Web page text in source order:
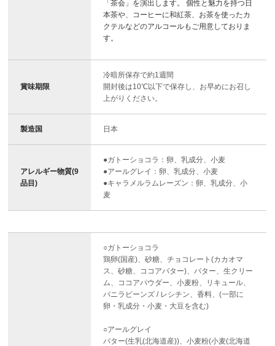
「茶会」を演出します。 個性と魅力を持つ日
本茶や、コーヒーに和紅茶、お茶を使ったカ
クテルなどのアルコールもご用意しておりま
す。
賞味期限
冷暗所保存で約1週間
開封後は10℃以下で保存し、お早めにお召し
上がりください。
製造国 日本
アレルギー物質(9
品目)
●ガトーショコラ：卵、乳成分、小麦
●アールグレイ：卵、乳成分、小麦
●キャラメルラムレーズン：卵、乳成分、小
麦
○ガトーショコラ
鶏卵(国産)、砂糖、チョコレート(カカオマ
ス、砂糖、ココアバター)、バター、生クリー
ム、ココアパウダー、小麦粉、リキュール、
バニラビーンズ / レシチン、香料、(一部に
卵・乳成分・小麦・大豆を含む)
○アールグレイ
バター(生乳(北海道産))、小麦粉(小麦(北海道